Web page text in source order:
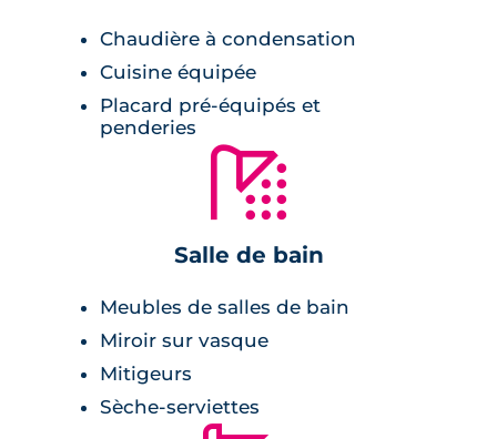
les enduits de couleurs blancs aux tons sable.
L'ensemble des logements présentent de
beaux volumes et ils bénéficient de
prestations de qualité et profitent également
d'une très belle luminosité grâce aux
terrasses, balcons et ouvertures sur l'extérieur.
Prestations du bien neuf
Pièce à vivre :
volets roulants électrique,
possibilité de bénéficier d'un logement
Chaudière à condensation
Cuisine équipée
Placard pré-équipés et
penderies
🚿
Salle de bain
Meubles de salles de bain
Miroir sur vasque
Mitigeurs
Sèche-serviettes